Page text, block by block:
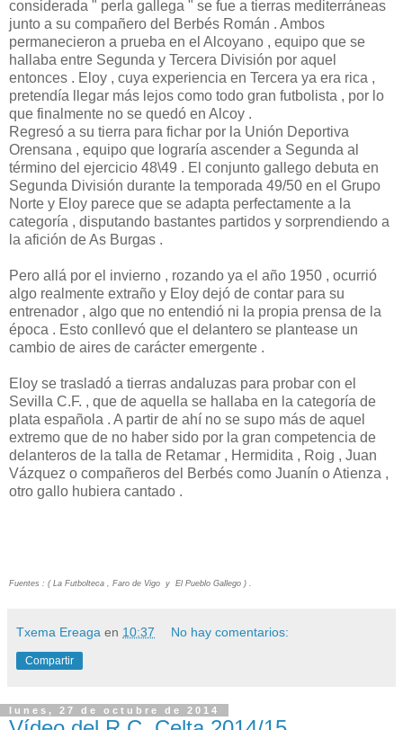
considerada " perla gallega " se fue a tierras mediterráneas
junto a su compañero del Berbés Román . Ambos
permanecieron a prueba en el Alcoyano , equipo que se
hallaba entre Segunda y Tercera División por aquel
entonces . Eloy , cuya experiencia en Tercera ya era rica ,
pretendía llegar más lejos como todo gran futbolista , por lo
que finalmente no se quedó en Alcoy .
Regresó a su tierra para fichar por la Unión Deportiva
Orensana , equipo que lograría ascender a Segunda al
término del ejercicio 48\49 . El conjunto gallego debuta en
Segunda División durante la temporada 49/50 en el Grupo
Norte y Eloy parece que se adapta perfectamente a la
categoría , disputando bastantes partidos y sorprendiendo a
la afición de As Burgas .
Pero allá por el invierno , rozando ya el año 1950 , ocurrió
algo realmente extraño y Eloy dejó de contar para su
entrenador , algo que no entendió ni la propia prensa de la
época . Esto conllevó que el delantero se plantease un
cambio de aires de carácter emergente .
Eloy se trasladó a tierras andaluzas para probar con el
Sevilla C.F. , que de aquella se hallaba en la categoría de
plata española . A partir de ahí no se supo más de aquel
extremo que de no haber sido por la gran competencia de
delanteros de la talla de Retamar , Hermidita , Roig , Juan
Vázquez o compañeros del Berbés como Juanín o Atienza ,
otro gallo hubiera cantado .
Fuentes : ( La Futbolteca , Faro de Vigo y El Pueblo Gallego ) .
Txema Ereaga en 10:37 No hay comentarios:
Compartir
lunes, 27 de octubre de 2014